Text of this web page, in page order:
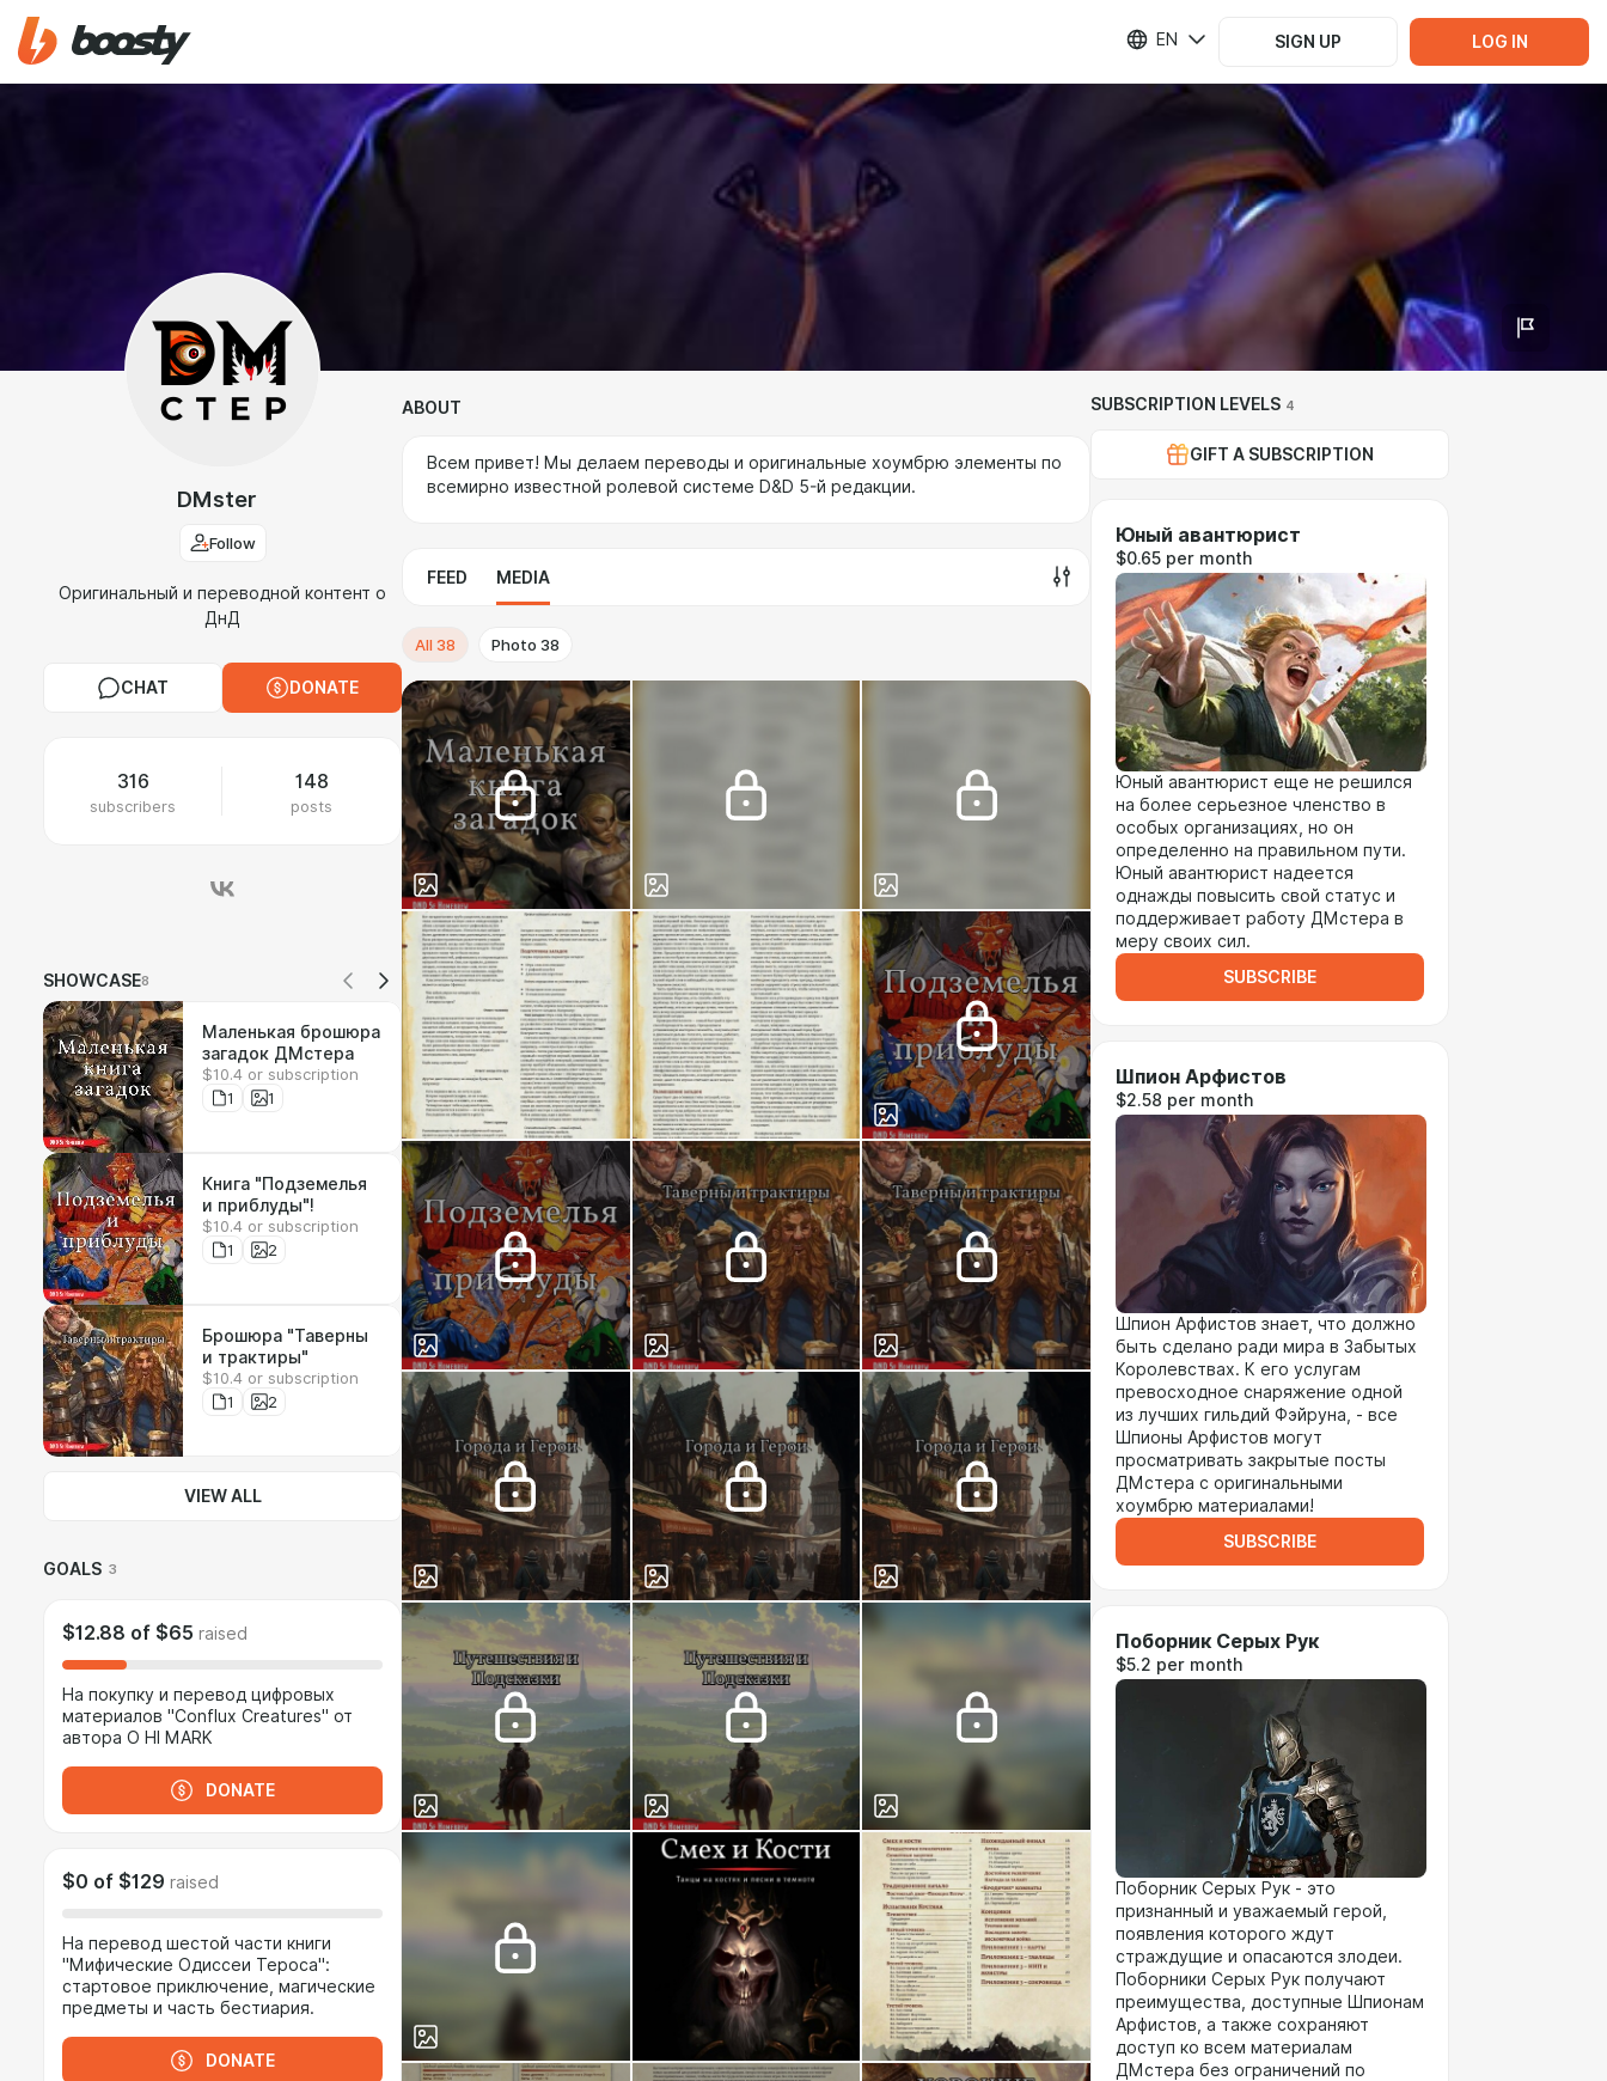
EN SIGN UP LOG IN
DMster
Follow
Оригинальный и переводной контент о
ДнД
CHAT DONATE
316
subscribers
148
posts
SHOWCASE8
Маленькая брошюра
загадок ДМстера
$10.4 or subscription
1
1
Книга "Подземелья
и приблуды"!
$10.4 or subscription
1
2
Брошюра "Таверны
и трактиры"
$10.4 or subscription
1
2
VIEW ALL
GOALS 3
$12.88 of $65 raised
На покупку и перевод цифровых
материалов "Conflux Creatures" от
автора O HI MARK
DONATE
$0 of $129 raised
На перевод шестой части книги
"Мифические Одиссеи Тероса":
стартовое приключение, магические
предметы и часть бестиария.
DONATE
ABOUT
Всем привет! Мы делаем переводы и оригинальные хоумбрю элементы по
всемирно известной ролевой системе D&D 5-й редакции.
FEED MEDIA
All 38 Photo 38
SUBSCRIPTION LEVELS 4
GIFT A SUBSCRIPTION
Юный авантюрист
$0.65 per month
Юный авантюрист еще не решился
на более серьезное членство в
особых организациях, но он
определенно на правильном пути.
Юный авантюрист надеется
однажды повысить свой статус и
поддерживает работу ДМстера в
меру своих сил.
SUBSCRIBE
Шпион Арфистов
$2.58 per month
Шпион Арфистов знает, что должно
быть сделано ради мира в Забытых
Королевствах. К его услугам
превосходное снаряжение одной
из лучших гильдий Фэйруна, - все
Шпионы Арфистов могут
просматривать закрытые посты
ДМстера с оригинальными
хоумбрю материалами!
SUBSCRIBE
Поборник Серых Рук
$5.2 per month
Поборник Серых Рук - это
признанный и уважаемый герой,
появления которого ждут
страждущие и опасаются злодеи.
Поборники Серых Рук получают
преимущества, доступные Шпионам
Арфистов, а также сохраняют
доступ ко всем материалам
ДМстера без ограничений по